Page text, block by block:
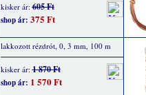
kisker ár:605 Ft
shop ár: 375 Ft
lakkozott rézdrót, 0, 3 mm, 100 m
kisker ár:1 870 Ft
shop ár: 1 570 Ft